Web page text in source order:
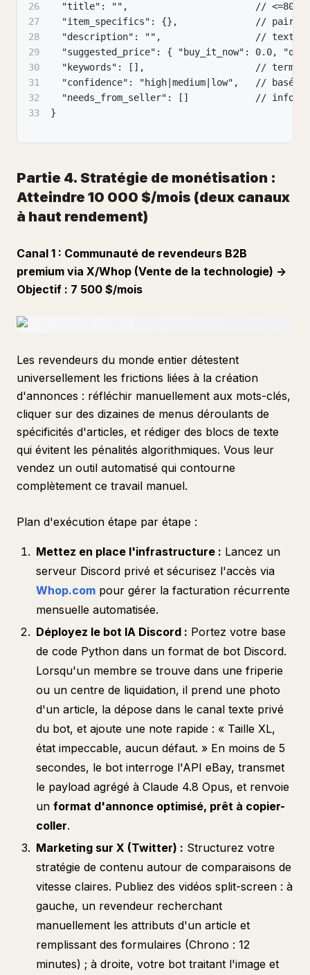
26
"title": "",                       // <=80
27
"item_specifics": {},              //
28
"description": "",                 // texte
29
"suggested_price": { "buy_it_now": 0.0,
30
"keywords": [],                    //
31
"confidence": "high|medium|low",   // basé
32
"needs_from_seller": []            //
33
}
Partie 4. Stratégie de monétisation :
Atteindre 10 000 $/mois (deux canaux
à haut rendement)
Canal 1 : Communauté de revendeurs B2B
premium via X/Whop (Vente de la technologie) ->
Objectif : 7 500 $/mois
Les revendeurs du monde entier détestent
universellement les frictions liées à la création
d'annonces : réfléchir manuellement aux mots-clés,
cliquer sur des dizaines de menus déroulants de
spécificités d'articles, et rédiger des blocs de texte
qui évitent les pénalités algorithmiques. Vous leur
vendez un outil automatisé qui contourne
complètement ce travail manuel.
Plan d'exécution étape par étape :
Mettez en place l'infrastructure : Lancez un
serveur Discord privé et sécurisez l'accès via
Whop.com pour gérer la facturation récurrente
mensuelle automatisée.
Déployez le bot IA Discord : Portez votre base
de code Python dans un format de bot Discord.
Lorsqu'un membre se trouve dans une friperie
ou un centre de liquidation, il prend une photo
d'un article, la dépose dans le canal texte privé
du bot, et ajoute une note rapide : « Taille XL,
état impeccable, aucun défaut. » En moins de 5
secondes, le bot interroge l'API eBay, transmet
le payload agrégé à Claude 4.8 Opus, et renvoie
un format d'annonce optimisé, prêt à copier-
coller.
Marketing sur X (Twitter) : Structurez votre
stratégie de contenu autour de comparaisons de
vitesse claires. Publiez des vidéos split-screen : à
gauche, un revendeur recherchant
manuellement les attributs d'un article et
remplissant des formulaires (Chrono : 12
minutes) ; à droite, votre bot traitant l'image et